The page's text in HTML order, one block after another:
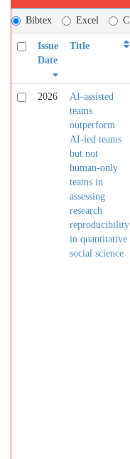
Bibtex Excel
Issue
Date
Title
2026
AI-assisted
teams
outperform
AI-led teams
but not
human-only
teams in
assessing
research
reproducibility
in quantitative
social science